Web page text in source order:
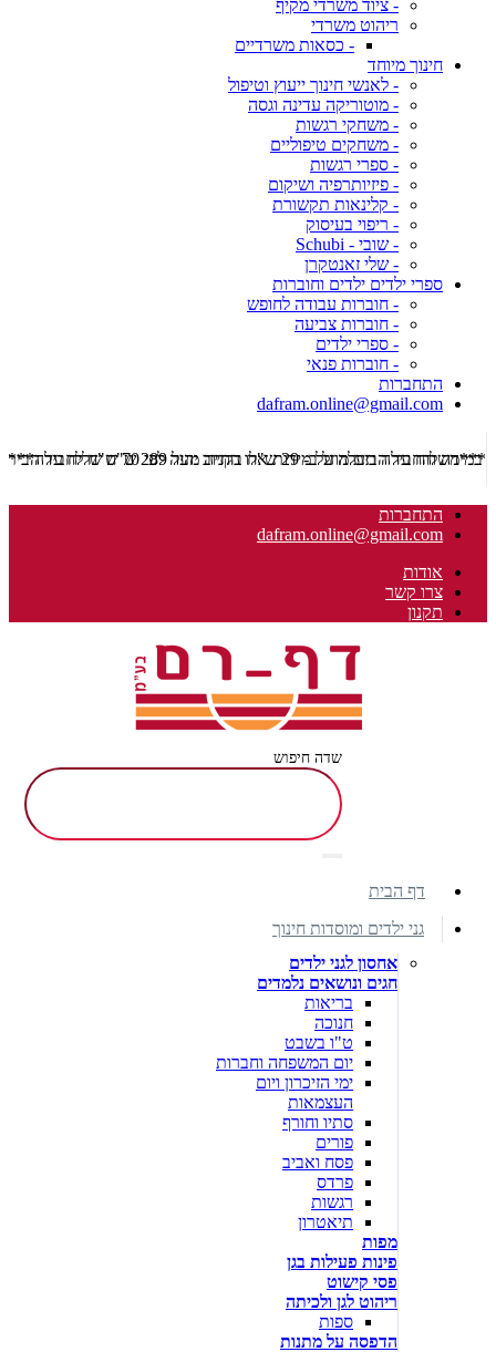
- ציוד משרדי מקיף
ריהוט משרדי
- כסאות משרדיים
חינוך מיוחד
- לאנשי חינוך ייעוץ וטיפול
- מוטוריקה עדינה וגסה
- משחקי רגשות
- משחקים טיפוליים
- ספרי רגשות
- פיזיותרפיה ושיקום
- קלינאות תקשורת
- ריפוי בעיסוק
- שובי - Schubi
- שלי זאנטקרן
ספרי ילדים ילדים וחוברות
- חוברות עבודה לחופש
- חוברות צביעה
- ספרי ילדים
- חוברות פנאי
התחברות
dafram.online@gmail.com
***משלוח עד הבית מוזל ב- 29 ש"ח בקניה מעל 289 ש"ח שליח עד הבית ***
התחברות
dafram.online@gmail.com
אודות
צרו קשר
תקנון
שדה חיפוש
דף הבית
גני ילדים ומוסדות חינוך
אחסון לגני ילדים
חגים ונושאים נלמדים
בריאות
חנוכה
ט"ו בשבט
יום המשפחה וחברות
ימי הזיכרון ויום
העצמאות
סתיו וחורף
פורים
פסח ואביב
פרדס
רגשות
תיאטרון
מפות
פינות פעילות בגן
פסי קישוט
ריהוט לגן ולכיתה
ספות
הדפסה על מתנות